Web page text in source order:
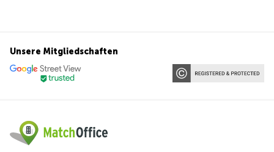
Unsere Mitgliedschaften